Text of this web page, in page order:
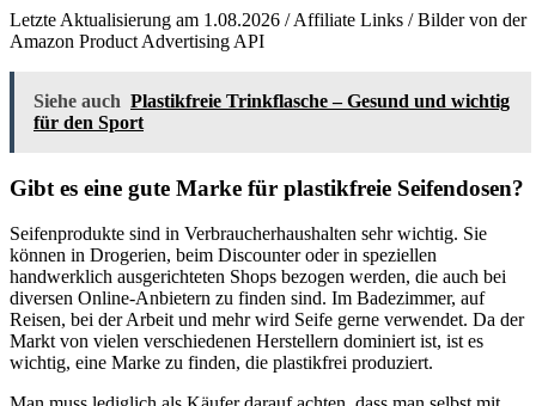
Letzte Aktualisierung am 1.08.2026 / Affiliate Links / Bilder von der
Amazon Product Advertising API
Siehe auch Plastikfreie Trinkflasche – Gesund und wichtig
für den Sport
Gibt es eine gute Marke für plastikfreie Seifendosen?
Seifenprodukte sind in Verbraucherhaushalten sehr wichtig. Sie
können in Drogerien, beim Discounter oder in speziellen
handwerklich ausgerichteten Shops bezogen werden, die auch bei
diversen Online-Anbietern zu finden sind. Im Badezimmer, auf
Reisen, bei der Arbeit und mehr wird Seife gerne verwendet. Da der
Markt von vielen verschiedenen Herstellern dominiert ist, ist es
wichtig, eine Marke zu finden, die plastikfrei produziert.